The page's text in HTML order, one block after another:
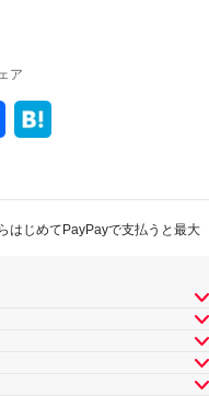
ア
はじめてPayPayで支払うと最大